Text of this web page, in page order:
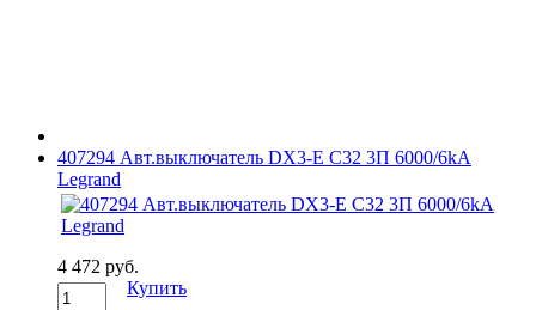
407294 Авт.выключатель DX3-E C32 3П 6000/6kA
Legrand
4 472 руб.
Купить